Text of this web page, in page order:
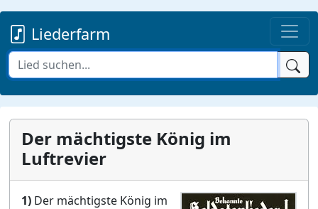
Liederfarm
Der mächtigste König im
Luftrevier
1) Der mächtigste König im